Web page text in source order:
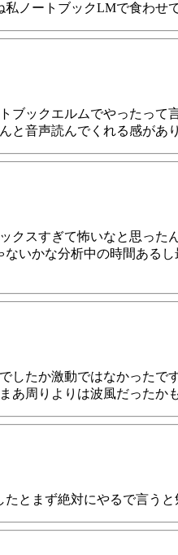
ノートブックLMで食わ
ックエルムでやったっ
と音声読んでくれる感が
クスすぎて怖いなと思っ
いかな分析中の時間ある
したか激動ではなかった
あ周りよりは波風だったか
とまず絶対にやるで言う